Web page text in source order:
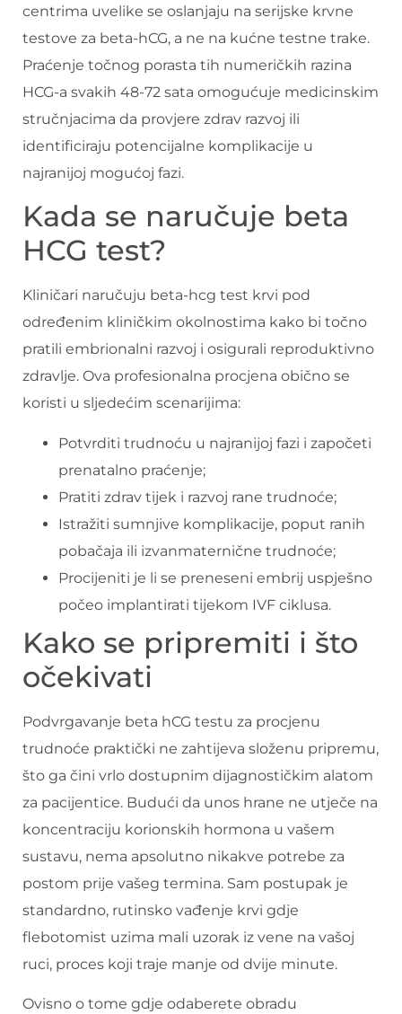
centrima uvelike se oslanjaju na serijske krvne
testove za beta-hCG, a ne na kućne testne trake.
Praćenje točnog porasta tih numeričkih razina
HCG-a svakih 48-72 sata omogućuje medicinskim
stručnjacima da provjere zdrav razvoj ili
identificiraju potencijalne komplikacije u
najranijoj mogućoj fazi.
Kada se naručuje beta
HCG test?
Kliničari naručuju beta-hcg test krvi pod
određenim kliničkim okolnostima kako bi točno
pratili embrionalni razvoj i osigurali reproduktivno
zdravlje. Ova profesionalna procjena obično se
koristi u sljedećim scenarijima:
Potvrditi trudnoću u najranijoj fazi i započeti
prenatalno praćenje;
Pratiti zdrav tijek i razvoj rane trudnoće;
Istražiti sumnjive komplikacije, poput ranih
pobačaja ili izvanmaternične trudnoće;
Procijeniti je li se preneseni embrij uspješno
počeo implantirati tijekom IVF ciklusa.
Kako se pripremiti i što
očekivati
Podvrgavanje beta hCG testu za procjenu
trudnoće praktički ne zahtijeva složenu pripremu,
što ga čini vrlo dostupnim dijagnostičkim alatom
za pacijentice. Budući da unos hrane ne utječe na
koncentraciju korionskih hormona u vašem
sustavu, nema apsolutno nikakve potrebe za
postom prije vašeg termina. Sam postupak je
standardno, rutinsko vađenje krvi gdje
flebotomist uzima mali uzorak iz vene na vašoj
ruci, proces koji traje manje od dvije minute.
Ovisno o tome gdje odaberete obradu